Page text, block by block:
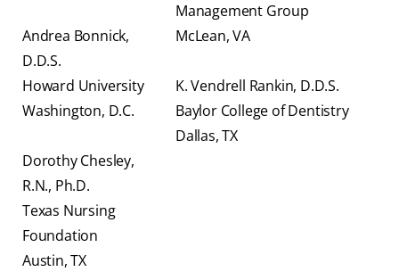
Andrea Bonnick,
D.D.S.
Howard University
Washington, D.C.
Dorothy Chesley,
R.N., Ph.D.
Texas Nursing
Foundation
Austin, TX
Management Group
McLean, VA
K. Vendrell Rankin, D.D.S.
Baylor College of Dentistry
Dallas, TX